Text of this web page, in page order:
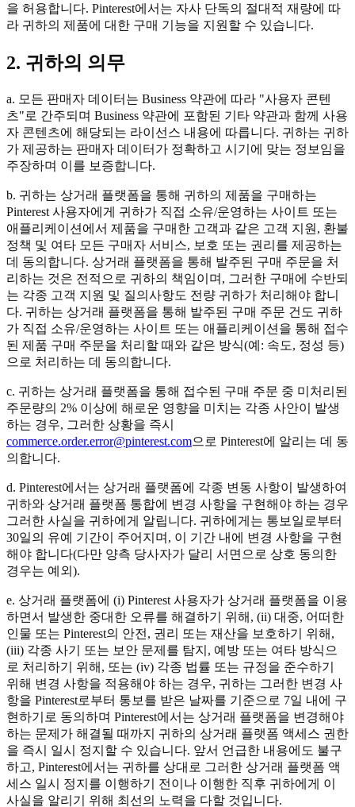
을 허용합니다. Pinterest에서는 자사 단독의 절대적 재량에 따
라 귀하의 제품에 대한 구매 기능을 지원할 수 있습니다.
2. 귀하의 의무
a. 모든 판매자 데이터는 Business 약관에 따라 "사용자 콘텐
츠"로 간주되며 Business 약관에 포함된 기타 약관과 함께 사용
자 콘텐츠에 해당되는 라이선스 내용에 따릅니다. 귀하는 귀하
가 제공하는 판매자 데이터가 정확하고 시기에 맞는 정보임을
주장하며 이를 보증합니다.
b. 귀하는 상거래 플랫폼을 통해 귀하의 제품을 구매하는
Pinterest 사용자에게 귀하가 직접 소유/운영하는 사이트 또는
애플리케이션에서 제품을 구매한 고객과 같은 고객 지원, 환불
정책 및 여타 모든 구매자 서비스, 보호 또는 권리를 제공하는
데 동의합니다. 상거래 플랫폼을 통해 발주된 구매 주문을 처
리하는 것은 전적으로 귀하의 책임이며, 그러한 구매에 수반되
는 각종 고객 지원 및 질의사항도 전량 귀하가 처리해야 합니
다. 귀하는 상거래 플랫폼을 통해 발주된 구매 주문 건도 귀하
가 직접 소유/운영하는 사이트 또는 애플리케이션을 통해 접수
된 제품 구매 주문을 처리할 때와 같은 방식(예: 속도, 정성 등)
으로 처리하는 데 동의합니다.
c. 귀하는 상거래 플랫폼을 통해 접수된 구매 주문 중 미처리된
주문량의 2% 이상에 해로운 영향을 미치는 각종 사안이 발생
하는 경우, 그러한 상황을 즉시
commerce.order.error@pinterest.com으로 Pinterest에 알리는 데 동
의합니다.
d. Pinterest에서는 상거래 플랫폼에 각종 변동 사항이 발생하여
귀하와 상거래 플랫폼 통합에 변경 사항을 구현해야 하는 경우
그러한 사실을 귀하에게 알립니다. 귀하에게는 통보일로부터
30일의 유예 기간이 주어지며, 이 기간 내에 변경 사항을 구현
해야 합니다(다만 양측 당사자가 달리 서면으로 상호 동의한
경우는 예외).
e. 상거래 플랫폼에 (i) Pinterest 사용자가 상거래 플랫폼을 이용
하면서 발생한 중대한 오류를 해결하기 위해, (ii) 대중, 어떠한
인물 또는 Pinterest의 안전, 권리 또는 재산을 보호하기 위해,
(iii) 각종 사기 또는 보안 문제를 탐지, 예방 또는 여타 방식으
로 처리하기 위해, 또는 (iv) 각종 법률 또는 규정을 준수하기
위해 변경 사항을 적용해야 하는 경우, 귀하는 그러한 변경 사
항을 Pinterest로부터 통보를 받은 날짜를 기준으로 7일 내에 구
현하기로 동의하며 Pinterest에서는 상거래 플랫폼을 변경해야
하는 문제가 해결될 때까지 귀하의 상거래 플랫폼 액세스 권한
을 즉시 일시 정지할 수 있습니다. 앞서 언급한 내용에도 불구
하고, Pinterest에서는 귀하를 상대로 그러한 상거래 플랫폼 액
세스 일시 정지를 이행하기 전이나 이행한 직후 귀하에게 이
사실을 알리기 위해 최선의 노력을 다할 것입니다.